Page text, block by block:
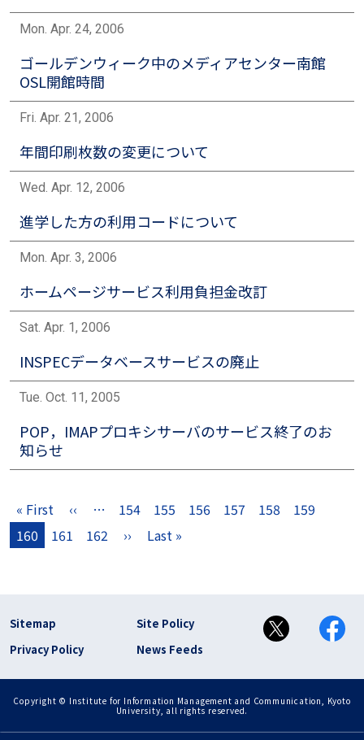
Mon. Apr. 24, 2006
ゴールデンウィーク中のメディアセンター南館
OSL開館時間
Fri. Apr. 21, 2006
年間印刷枚数の変更について
Wed. Apr. 12, 2006
進学した方の利用コードについて
Mon. Apr. 3, 2006
ホームページサービス利用負担金改訂
Sat. Apr. 1, 2006
INSPECデータベースサービスの廃止
Tue. Oct. 11, 2005
POP，IMAPプロキシサーバのサービス終了のお
知らせ
Pagination
« FirstFirst page
‹‹Previous page
… 154 155 156 157 158
159
160
161 162 ››Next page
Last »Last page
フッター リンク(en)
Sitemap
Site Policy
Privacy Policy
News Feeds
Copyright © Institute for Information Management and Communication, Kyoto
University, all rights reserved.